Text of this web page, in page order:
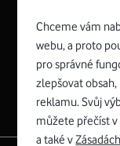
Zyxel
Rozměry
a nabízí 4
Fi ve verzích
Chceme vám
webu, a proto
pro správné
zlepšovat
reklamu. Svůj
můžete přečíst v
a také v